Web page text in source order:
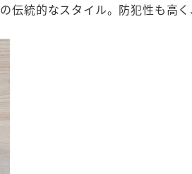
統的なスタイル。防犯性も高